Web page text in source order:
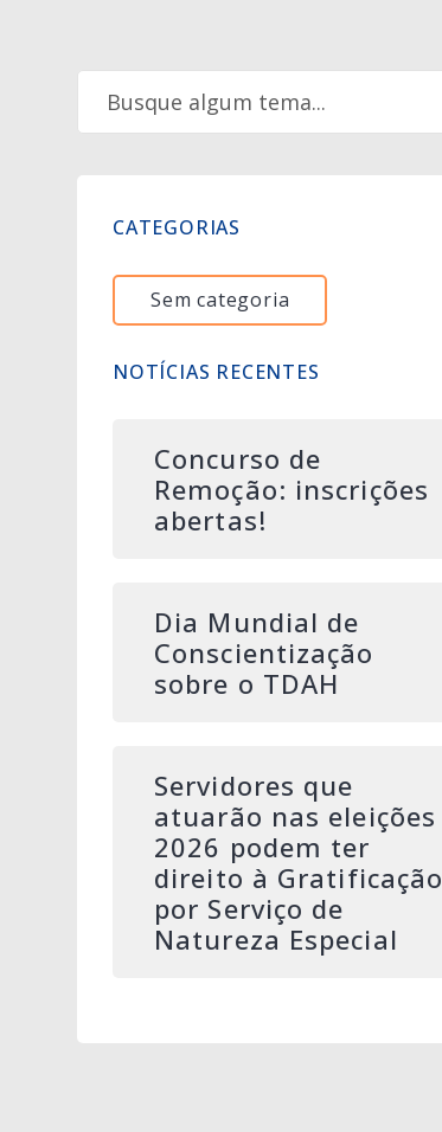
CATEGORIAS
Sem categoria
NOTÍCIAS RECENTES
Concurso de
Remoção: inscrições
abertas!
Dia Mundial de
Conscientização
sobre o TDAH
Servidores que
atuarão nas eleições
2026 podem ter
direito à Gratificação
por Serviço de
Natureza Especial